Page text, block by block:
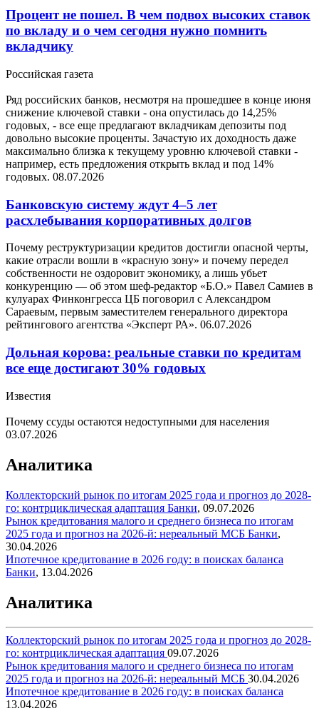
Процент не пошел. В чем подвох высоких ставок
по вкладу и о чем сегодня нужно помнить
вкладчику
Российская газета
Ряд российских банков, несмотря на прошедшее в конце июня
снижение ключевой ставки - она опустилась до 14,25%
годовых, - все еще предлагают вкладчикам депозиты под
довольно высокие проценты. Зачастую их доходность даже
максимально близка к текущему уровню ключевой ставки -
например, есть предложения открыть вклад и под 14%
годовых. 08.07.2026
Банковскую систему ждут 4–5 лет
расхлебывания корпоративных долгов
Почему реструктуризации кредитов достигли опасной черты,
какие отрасли вошли в «красную зону» и почему передел
собственности не оздоровит экономику, а лишь убьет
конкуренцию — об этом шеф-редактор «Б.О.» Павел Самиев в
кулуарах Финконгресса ЦБ поговорил с Александром
Сараевым, первым заместителем генерального директора
рейтингового агентства «Эксперт РА». 06.07.2026
Дольная корова: реальные ставки по кредитам
все еще достигают 30% годовых
Известия
Почему ссуды остаются недоступными для населения
03.07.2026
Аналитика
Коллекторский рынок по итогам 2025 года и прогноз до 2028-
го: контрциклическая адаптация Банки, 09.07.2026
Рынок кредитования малого и среднего бизнеса по итогам
2025 года и прогноз на 2026-й: нереальный МСБ Банки,
30.04.2026
Ипотечное кредитование в 2026 году: в поисках баланса
Банки, 13.04.2026
Аналитика
Коллекторский рынок по итогам 2025 года и прогноз до 2028-
го: контрциклическая адаптация 09.07.2026
Рынок кредитования малого и среднего бизнеса по итогам
2025 года и прогноз на 2026-й: нереальный МСБ 30.04.2026
Ипотечное кредитование в 2026 году: в поисках баланса
13.04.2026